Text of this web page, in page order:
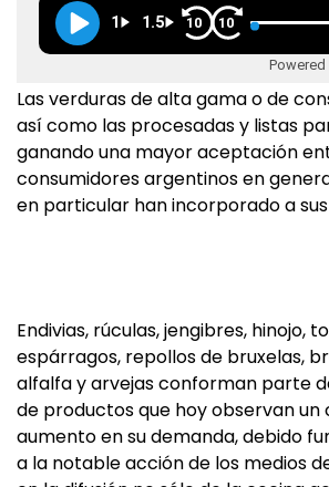
1 1.5 10 10
Las verduras de alta gama o de
así como las procesadas y listas
ganando una mayor aceptación
consumidores argentinos en
en particular han incorporado a
Endivias, rúculas, jengibres, hinojo,
espárragos, repollos de bruxelas,
alfalfa y arvejas conforman parte
de productos que hoy observan un
aumento en su demanda, debido
a la notable acción de los medios